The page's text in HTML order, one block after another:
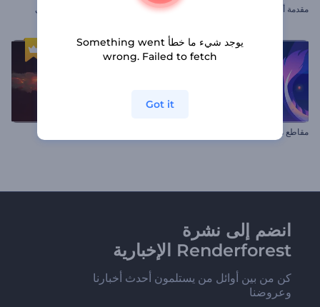
مقدمة أرنب عيد الفصح اللطيف العد التنازلي للعام الجديد السحري
مقاطع مهرجان الفوانيس
انضم إلى نشرة
Renderforest الإخبارية
كن من بين أوائل من يستلمون أحدث أخبارنا
وعروضنا
يوجد شيء ما خطأ Something went
wrong. Failed to fetch
Got it